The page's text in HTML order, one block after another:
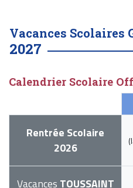
Vacances Scolaires
2027
Calendrier Scolaire
Rentrée Scolaire
2026
Vacances TOUSSAINT